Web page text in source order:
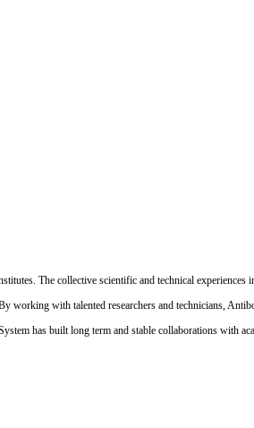
The collective scientific and technical experiences
working with talented researchers and technicians,
has built long term and stable collaborations with